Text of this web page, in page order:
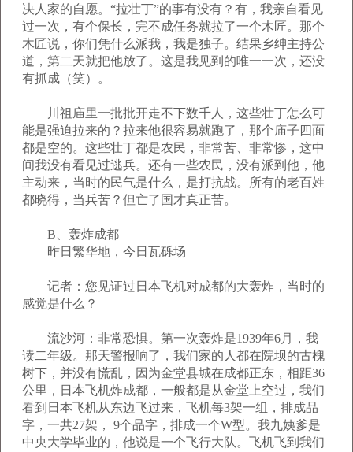
决人家的自愿。“拉壮丁”的事有没有？有，我亲自看见
过一次，有个保长，完不成任务就拉了一个木匠。那个
木匠说，你们凭什么派我，我是独子。结果乡绅主持公
道，第二天就把他放了。这是我见到的唯一一次，还没
有抓成（笑）。
川祖庙里一批批开走不下数千人，这些壮丁怎么可
能是强迫拉来的？拉来他很容易就跑了，那个庙子四面
都是空的。这些壮丁都是农民，非常苦、非常惨，这中
间我没有看见过逃兵。还有一些农民，没有派到他，他
主动来，当时的民气是什么，是打抗战。所有的老百姓
都晓得，当兵苦？但亡了国才真正苦。
B、轰炸成都
昨日繁华地，今日瓦砾场
记者：您见证过日本飞机对成都的大轰炸，当时的
感觉是什么？
流沙河：非常恐惧。第一次轰炸是1939年6月，我
读二年级。那天警报响了，我们家的人都在院坝的古槐
树下，并没有慌乱，因为金堂县城在成都正东，相距36
公里，日本飞机炸成都，一般都是从金堂上空过，我们
看到日本飞机从东边飞过来，飞机每3架一组，排成品
字，一共27架， 9个品字，排成一个W型。我九姨爹是
中央大学毕业的，他说是一个飞行大队。飞机飞到我们